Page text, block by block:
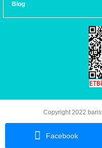
Facebook
Blog
Copyright 2022
Kredi kartı bilgileriniz